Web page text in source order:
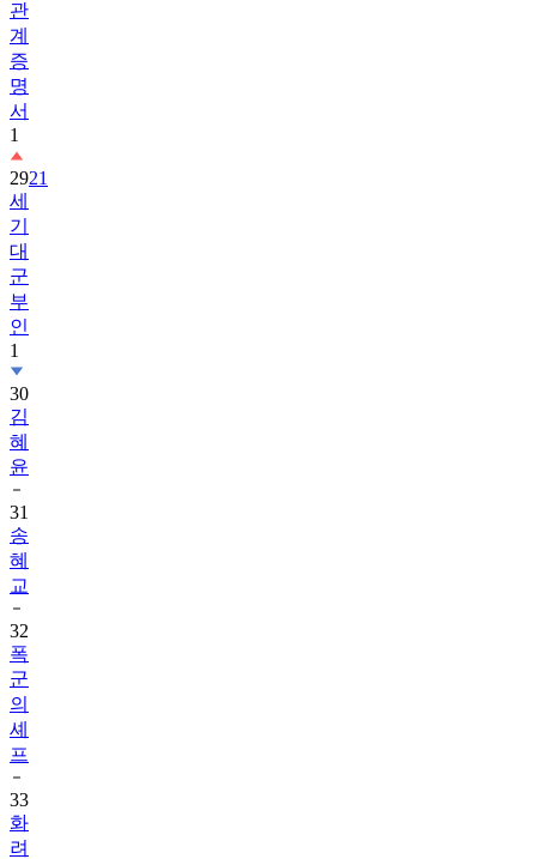
관
계
증
명
서
1
2921
세
기
대
군
부
인
1
30
김
혜
윤
31
송
혜
교
32
폭
군
의
셰
프
33
화
려